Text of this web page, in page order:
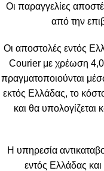
Οι παραγγελίες
από την
Οι αποστολές εντός
Courier με χρέωση
πραγματοποιούνται
εκτός Ελλάδας, το
και θα υπολογίζεται
Η υπηρεσία
εντός Ελλάδας